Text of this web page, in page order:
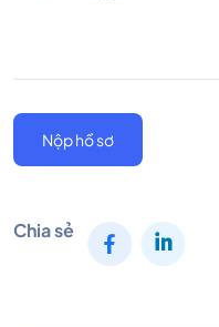
Nộp hồ sơ
Chia sẻ